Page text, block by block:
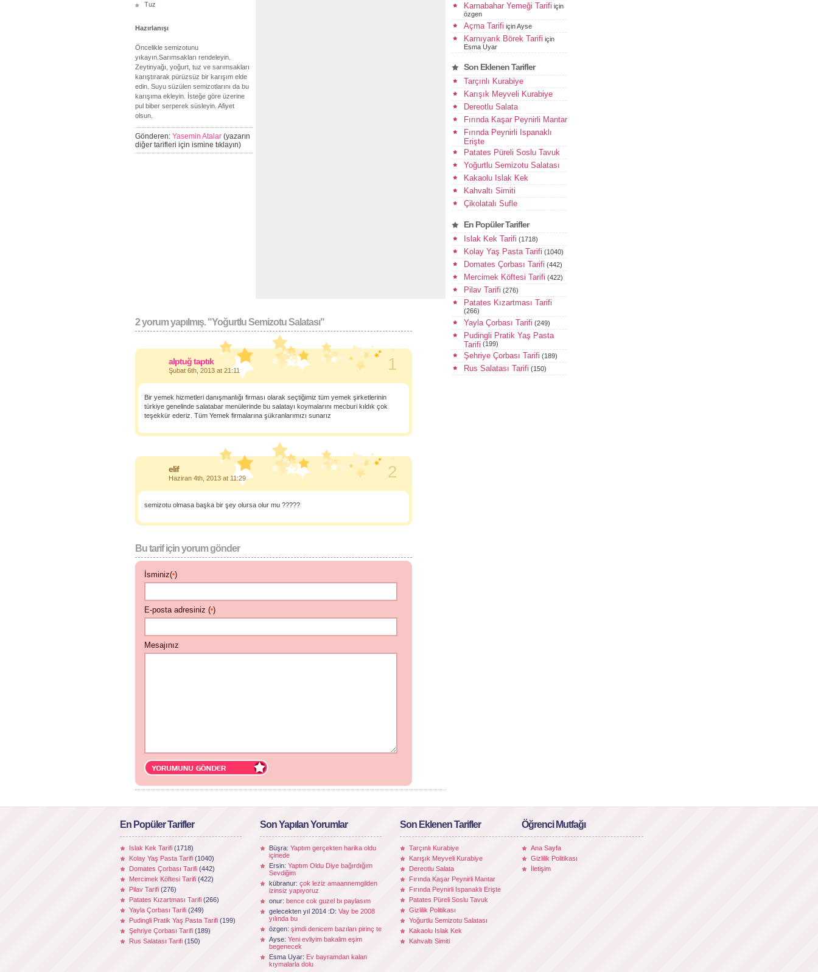
Tuz
Hazırlanışı
Öncelikle semizotunu
yıkayın.Sarımsakları rendeleyin.
Zeytinyağı, yoğurt, tuz ve sarımsakları
karıştırarak pürüzsüz bir karışım elde
edin. Suyu süzülen semizotlarını da bu
karışıma ekleyin. İsteğe göre üzerine
pul biber serperek süsleyin. Afiyet
olsun.
Gönderen: Yasemin Atalar (yazarın
diğer tarifleri için ismine tıklayın)
2 yorum yapılmış. "Yoğurtlu Semizotu Salatası"
alptuğ taptık
Şubat 6th, 2013 at 21:11 1
Bir yemek hizmetleri danışmanlığı firması olarak seçtiğimiz tüm yemek şirketlerinin
türkiye genelinde salatabar menülerinde bu salatayı koymalarını mecburi kıldık çok
teşekkür ederiz. Tüm Yemek firmalarına şükranlarımızı sunarız
elif
Haziran 4th, 2013 at 11:29 2
semizotu olmasa başka bir şey olursa olur mu ?????
Bu tarif için yorum gönder
İsminiz(*)
E-posta adresiniz (*)
Mesajınız
Karnabahar Yemeği Tarifi için
özgen
Açma Tarifi içinAyse
Karnıyarık Börek Tarifi için
Esma Uyar
Son Eklenen Tarifler
Tarçınlı Kurabiye
Karışık Meyveli Kurabiye
Dereotlu Salata
Fırında Kaşar Peynirli Mantar
Fırında Peynirli Ispanaklı
Erişte
Patates Püreli Soslu Tavuk
Yoğurtlu Semizotu Salatası
Kakaolu Islak Kek
Kahvaltı Simiti
Çikolatalı Sufle
En Popüler Tarifler
Islak Kek Tarifi (1718)
Kolay Yaş Pasta Tarifi (1040)
Domates Çorbası Tarifi (442)
Mercimek Köftesi Tarifi (422)
Pilav Tarifi (276)
Patates Kızartması Tarifi
(266)
Yayla Çorbası Tarifi (249)
Pudingli Pratik Yaş Pasta
Tarifi (199)
Şehriye Çorbası Tarifi (189)
Rus Salatası Tarifi (150)
En Popüler Tarifler
Islak Kek Tarifi (1718)
Kolay Yaş Pasta Tarifi (1040)
Domates Çorbası Tarifi (442)
Mercimek Köftesi Tarifi (422)
Pilav Tarifi (276)
Patates Kızartması Tarifi (266)
Yayla Çorbası Tarifi (249)
Pudingli Pratik Yaş Pasta Tarifi (199)
Şehriye Çorbası Tarifi (189)
Rus Salatası Tarifi (150)
Son Yapılan Yorumlar
Büşra: Yaptım gerçekten harika oldu
içinede
Ersin: Yaptım Oldu Diye bağırdığım
Sevdiğim
kübranur: çok leziz amaannemgilden
izinsiz yapıyoruz
onur: bence cok guzel bı paylasım
gelecekten yıl 2014 :D: Vay be 2008
yılında bu
özgen: şimdi denicem bazıları pirinç te
Ayse: Yeni evliyim bakalim eşim
begenecek
Esma Uyar: Ev bayramdan kalan
kıymalarla dolu
Son Eklenen Tarifler
Tarçınlı Kurabiye
Karışık Meyveli Kurabiye
Dereotlu Salata
Fırında Kaşar Peynirli Mantar
Fırında Peynirli Ispanaklı Erişte
Patates Püreli Soslu Tavuk
Gizlilik Politikası
Yoğurtlu Semizotu Salatası
Kakaolu Islak Kek
Kahvaltı Simiti
Öğrenci Mutfağı
Ana Sayfa
Gizlilik Politikası
İletişim